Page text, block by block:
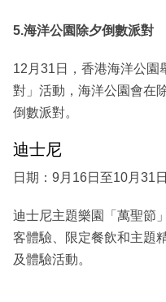
5.海洋公園除夕倒數派對
12月31日，香港海洋公園
對」活動，海洋公園會在
倒數派對。
迪士尼
日期：9月16日至10月31日
迪士尼主題樂園「萬聖節
客體驗、限定餐飲和主題
及體驗活動。